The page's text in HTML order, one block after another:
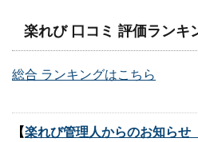
楽れび 口コミ 評価ランキ
総合 ランキングはこちら
【楽れび管理人からのお知ら